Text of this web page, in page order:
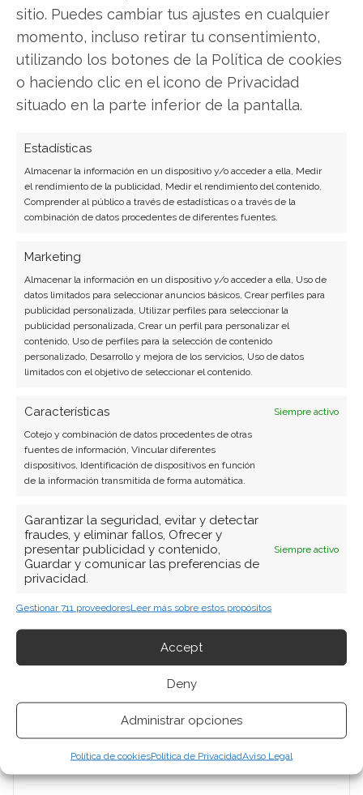
sitio. Puedes cambiar tus ajustes en cualquier
momento, incluso retirar tu consentimiento,
utilizando los botones de la Política de cookies
o haciendo clic en el icono de Privacidad
situado en la parte inferior de la pantalla.
Estadísticas
Almacenar la información en un dispositivo y/o acceder a ella, Medir
el rendimiento de la publicidad, Medir el rendimiento del contenido,
Comprender al público a través de estadísticas o a través de la
combinación de datos procedentes de diferentes fuentes.
Marketing
Almacenar la información en un dispositivo y/o acceder a ella, Uso de
datos limitados para seleccionar anuncios básicos, Crear perfiles para
publicidad personalizada, Utilizar perfiles para seleccionar la
publicidad personalizada, Crear un perfil para personalizar el
contenido, Uso de perfiles para la selección de contenido
personalizado, Desarrollo y mejora de los servicios, Uso de datos
limitados con el objetivo de seleccionar el contenido.
Características
Siempre activo
Cotejo y combinación de datos procedentes de otras
fuentes de información, Vincular diferentes
dispositivos, Identificación de dispositivos en función
de la información transmitida de forma automática.
Garantizar la seguridad, evitar y detectar
fraudes, y eliminar fallos, Ofrecer y
presentar publicidad y contenido,
Guardar y comunicar las preferencias de
privacidad.
Siempre activo
Gestionar 711 proveedoresLeer más sobre estos propósitos
Accept
Deny
Administrar opciones
Política de cookiesPolítica de PrivacidadAviso Legal
Copiar enlace
Laura Fernández Silva
Analista tecnológica enfocada en innovación digital,
Colaboradora habitual en medios especializados
Ver todos los artículos →
BUSCAR
SpaceX: las apuestas millonarias en opciones
anticipan un suelo de mercado mientras la acción
recupera terreno
8 Ago 2026